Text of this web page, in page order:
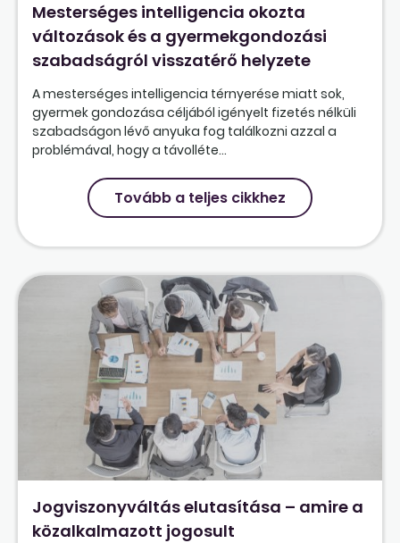
Mesterséges intelligencia okozta
változások és a gyermekgondozási
szabadságról visszatérő helyzete
A mesterséges intelligencia térnyerése miatt sok,
gyermek gondozása céljából igényelt fizetés nélküli
szabadságon lévő anyuka fog találkozni azzal a
problémával, hogy a távolléte...
Tovább a teljes cikkhez
Jogviszonyváltás elutasítása – amire a
közalkalmazott jogosult